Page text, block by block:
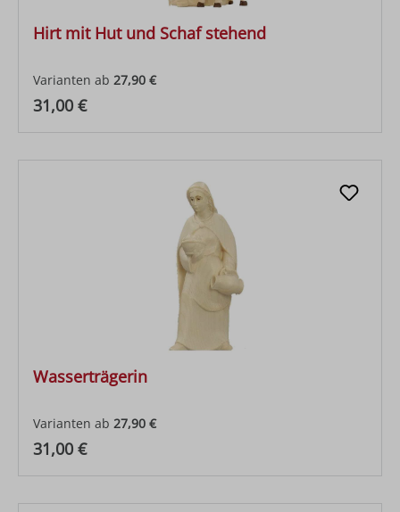
Hirt mit Hut und Schaf stehend
Varianten ab 27,90 €
Regulärer Preis:
31,00 €
Wasserträgerin
Varianten ab 27,90 €
Regulärer Preis:
31,00 €